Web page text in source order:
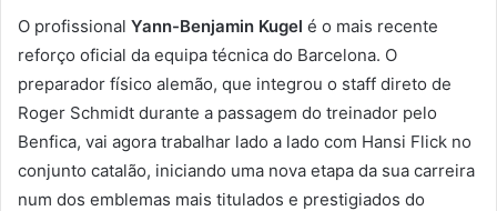
O profissional Yann-Benjamin Kugel é o mais recente
reforço oficial da equipa técnica do Barcelona. O
preparador físico alemão, que integrou o staff direto de
Roger Schmidt durante a passagem do treinador pelo
Benfica, vai agora trabalhar lado a lado com Hansi Flick no
conjunto catalão, iniciando uma nova etapa da sua carreira
num dos emblemas mais titulados e prestigiados do